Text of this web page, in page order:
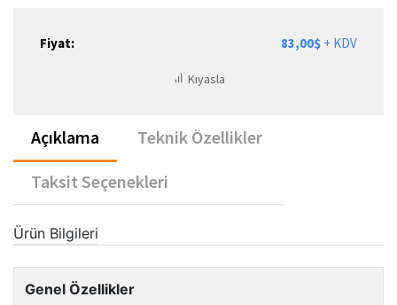
Fiyat: 83,00$ + KDV
Kıyasla
Açıklama
Teknik Özellikler
Taksit Seçenekleri